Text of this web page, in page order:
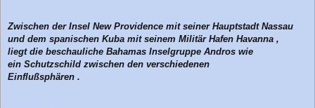
Zwischen der Insel New Providence mit seiner Hauptstadt Nassau
und dem spanischen Kuba mit seinem Militär Hafen Havanna ,
liegt die beschauliche Bahamas Inselgruppe Andros wie
ein Schutzschild zwischen den verschiedenen
Einflußsphären .